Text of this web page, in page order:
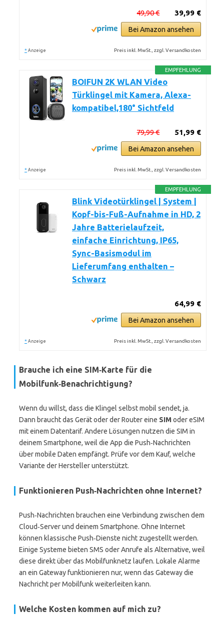
39,99 €
49,90 €
Bei Amazon ansehen
* Anzeige Preis inkl. MwSt., zzgl. Versandkosten
EMPFEHLUNG
BOIFUN 2K WLAN Video
Türklingel mit Kamera, Alexa-
kompatibel,180° Sichtfeld
51,99 €
79,99 €
Bei Amazon ansehen
* Anzeige Preis inkl. MwSt., zzgl. Versandkosten
EMPFEHLUNG
Blink Videotürklingel | System |
Kopf-bis-Fuß-Aufnahme in HD, 2
Jahre Batterielaufzeit,
einfache Einrichtung, IP65,
Sync-Basismodul im
Lieferumfang enthalten –
Schwarz
64,99 €
Bei Amazon ansehen
* Anzeige Preis inkl. MwSt., zzgl. Versandkosten
Brauche ich eine SIM‑Karte für die
Mobilfunk‑Benachrichtigung?
Wenn du willst, dass die Klingel selbst mobil sendet, ja.
Dann braucht das Gerät oder der Router eine SIModer eSIM
mit einem Datentarif. Andere Lösungen nutzen die SIM in
deinem Smartphone, weil die App die Push‑Nachrichten
über mobile Daten empfängt. Prüfe vor dem Kauf, welche
Variante der Hersteller unterstützt.
Funktionieren Push‑Nachrichten ohne Internet?
Push‑Nachrichten brauchen eine Verbindung zwischen dem
Cloud‑Server und deinem Smartphone. Ohne Internet
können klassische Push‑Dienste nicht zugestellt werden.
Einige Systeme bieten SMS oder Anrufe als Alternative, weil
diese direkt über das Mobilfunknetz laufen. Lokale Alarme
an ein Gateway funktionieren nur, wenn das Gateway die
Nachricht per Mobilfunk weiterleiten kann.
Welche Kosten kommen auf mich zu?